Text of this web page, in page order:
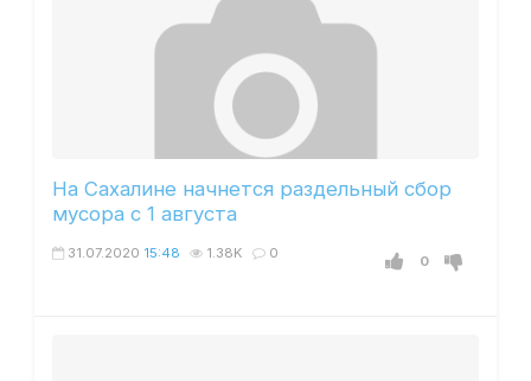
На Сахалине начнется раздельный сбор
мусора с 1 августа
0
31.07.2020 15:48 1.38K 0